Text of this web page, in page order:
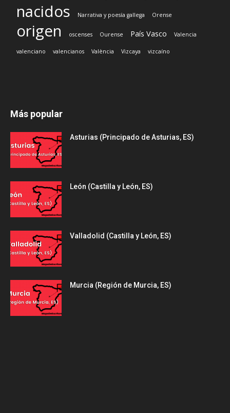
nacidos Narrativa y poesía gallega Orense
origen oscenses Ourense País Vasco Valencia
valenciano valencianos València Vizcaya vizcaíno
Más popular
Asturias (Principado de Asturias, ES)
León (Castilla y León, ES)
Valladolid (Castilla y León, ES)
Murcia (Región de Murcia, ES)